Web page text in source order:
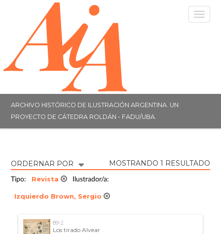
ARCHIVO HISTÓRICO DE ILUSTRACIÓN ARGENTINA. UN
PROYECTO DE CÁTEDRA ROLDÁN - FADU/UBA.
ORDERNAR POR MOSTRANDO 1 RESULTADO
Tipo: Revista Ilustrador/a:
Izquierdo Brown, Sergio
89-2
Los tirado Alvear